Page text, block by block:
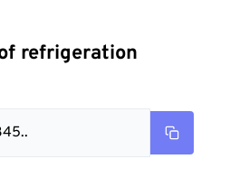
refrigeration